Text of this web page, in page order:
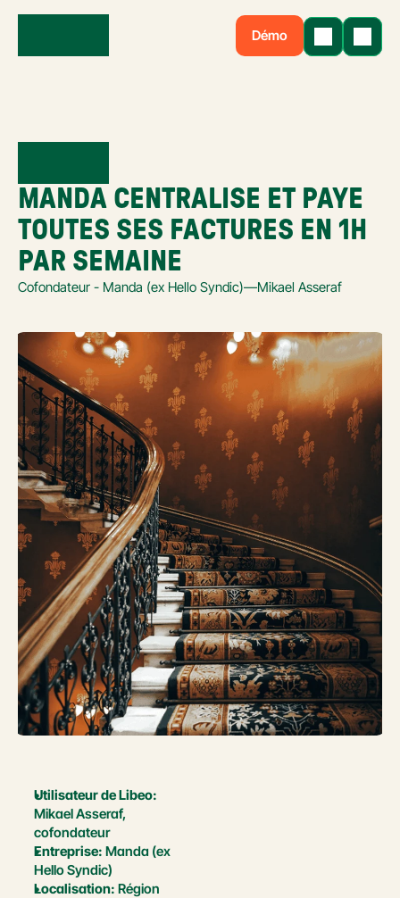
Démo
MANDA CENTRALISE ET PAYE
TOUTES SES FACTURES EN 1H
PAR SEMAINE
Cofondateur - Manda (ex Hello Syndic)—Mikael Asseraf
Utilisateur de Libeo:
Mikael Asseraf,
cofondateur
Entreprise: Manda (ex
Hello Syndic)
Localisation: Région